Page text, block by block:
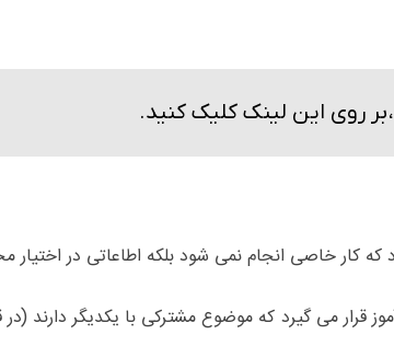
بر روی این لینک کلیک کنید.
کار خاصی انجام نمی شود بلکه اطاعاتی در اختیار
آموز قرار می گیرد که موضوع مشترکی با یکدیگر